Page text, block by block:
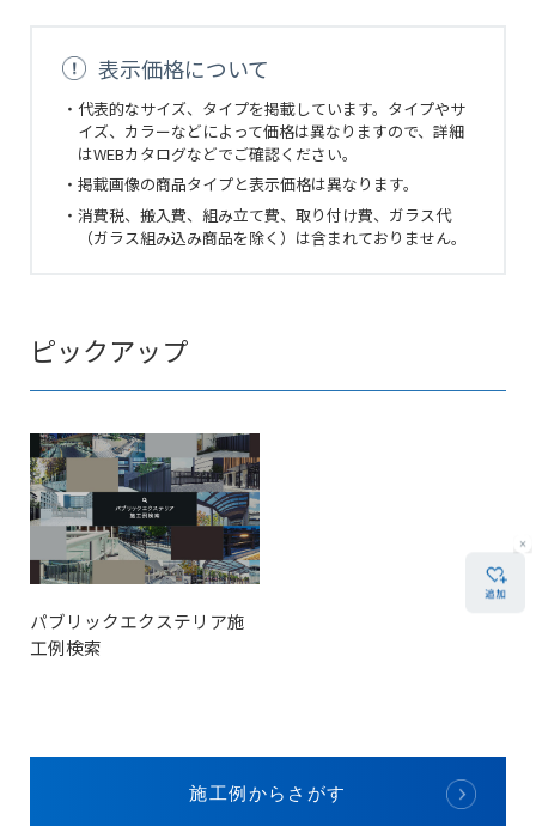
表示価格について
・代表的なサイズ、タイプを掲載しています。タイプやサ
イズ、カラーなどによって価格は異なりますので、詳細
はWEBカタログなどでご確認ください。
・掲載画像の商品タイプと表示価格は異なります。
・消費税、搬入費、組み立て費、取り付け費、ガラス代
（ガラス組み込み商品を除く）は含まれておりません。
ピックアップ
パブリックエクステリア施
工例検索
施工例からさがす